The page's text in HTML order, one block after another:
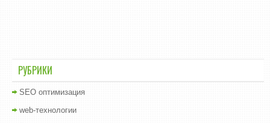
РУБРИКИ
SEO оптимизация
web-технологии